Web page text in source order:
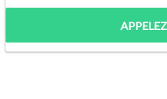
APPELEZ